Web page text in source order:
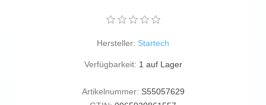
Hersteller: Startech
Verfügbarkeit: 1 auf Lager
Artikelnummer: S55057629